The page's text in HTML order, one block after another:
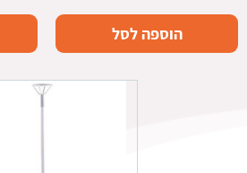
הוספה לסל